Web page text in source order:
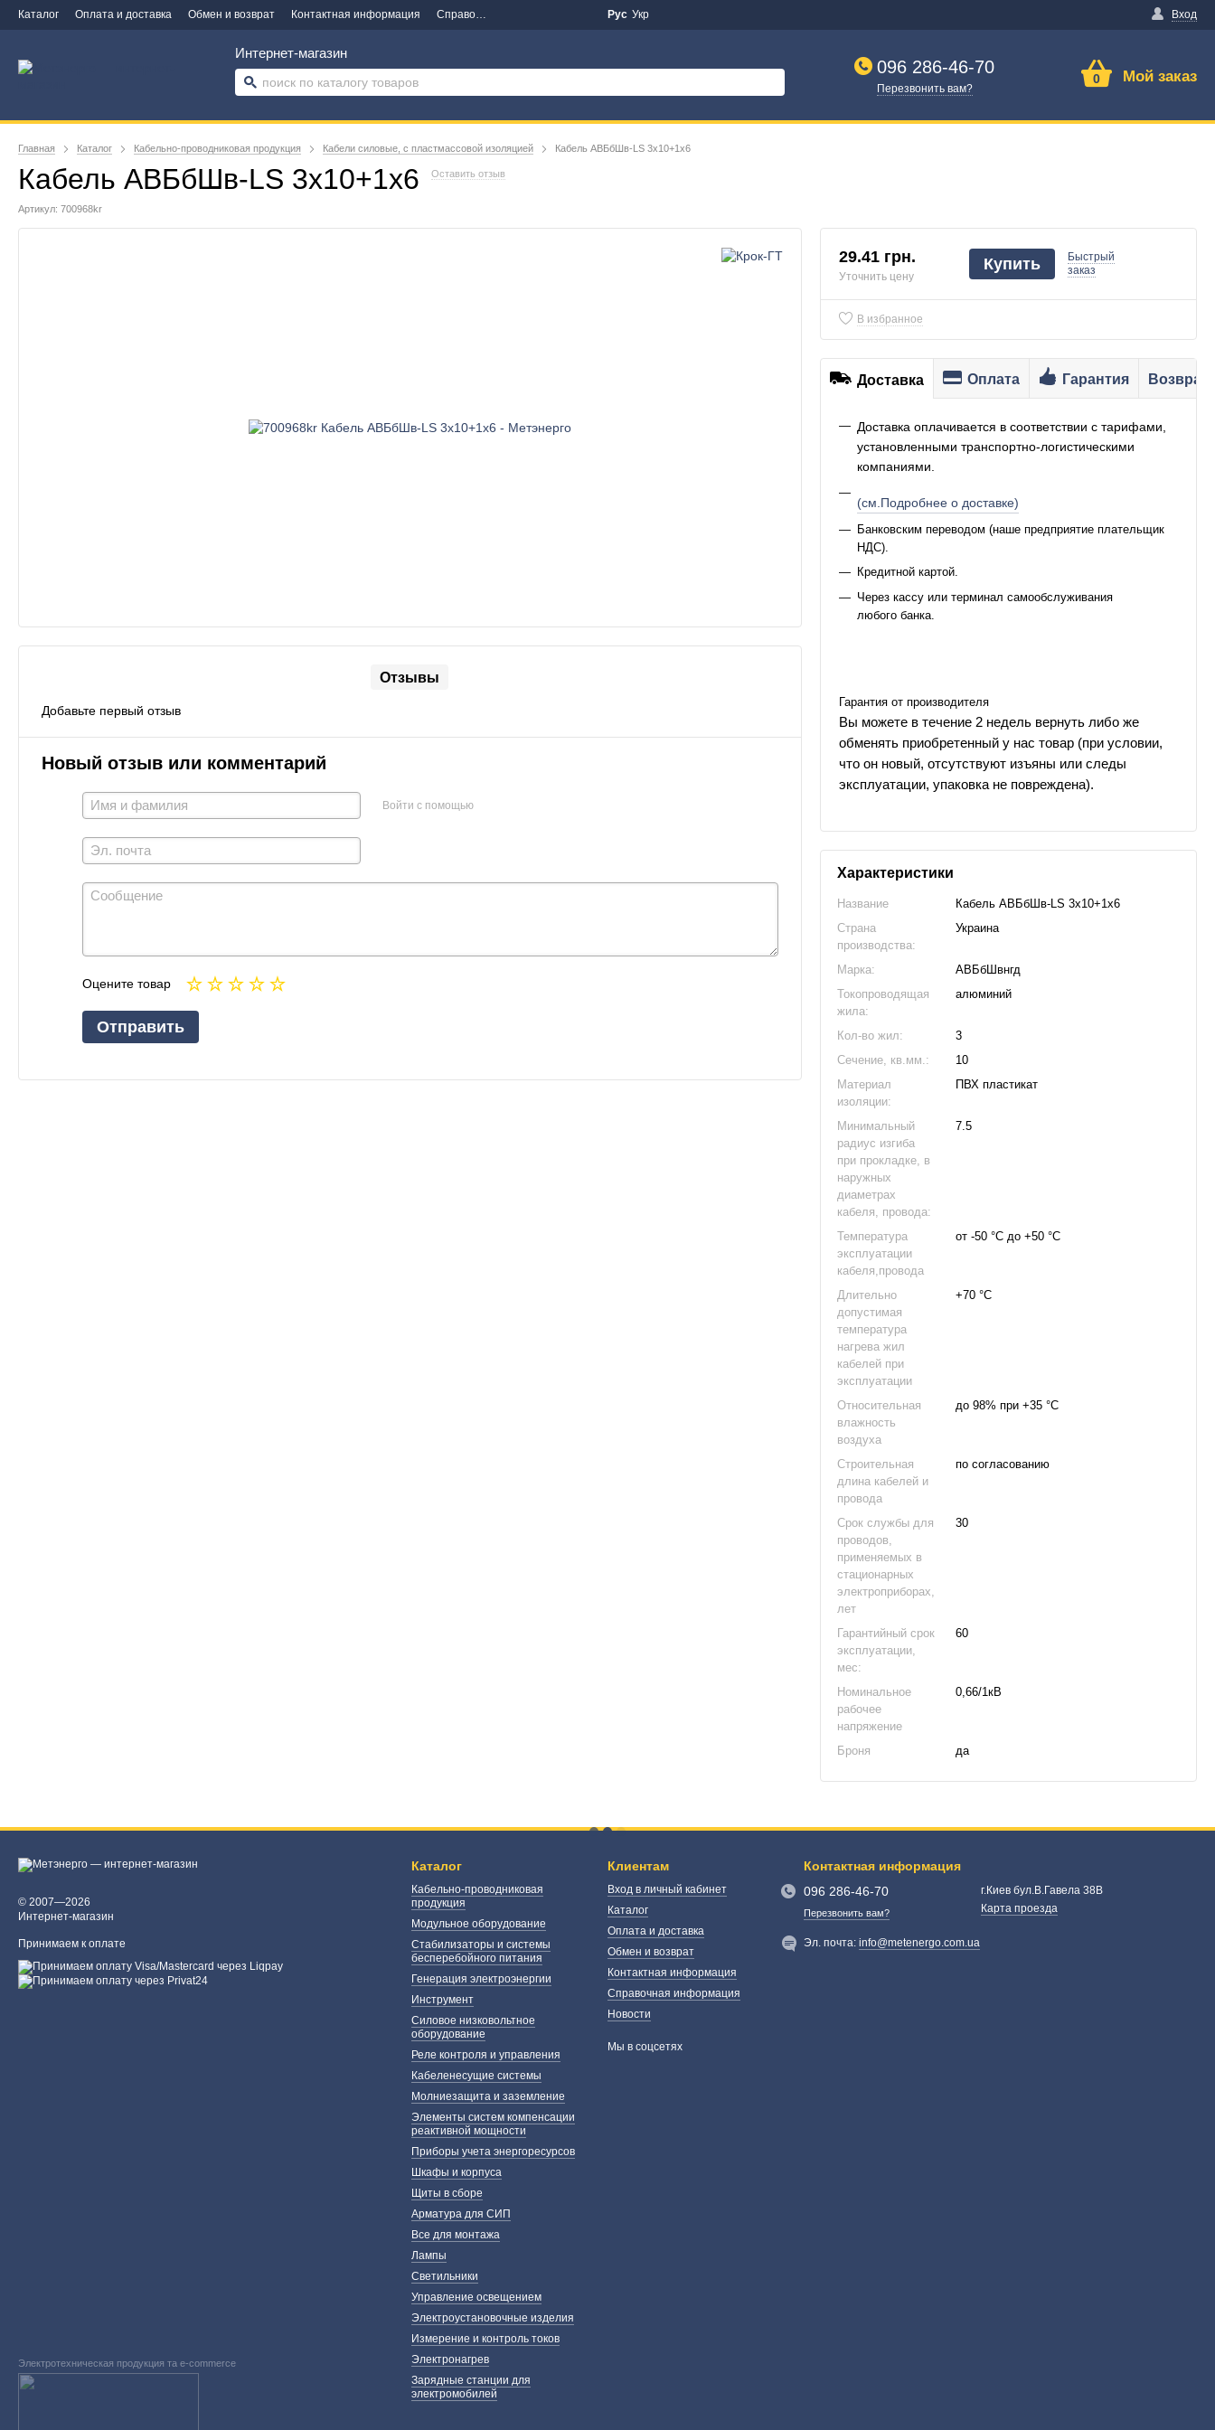
Каталог Оплата и доставка Обмен и возврат Контактная информация Справочная информация Новости Вход
Рус Укр
Интернет-магазин
096 286-46-70
Перезвонить вам?
0 Мой заказ
Главная Каталог Кабельно-проводниковая продукция Кабели силовые, с пластмассовой изоляцией Кабель АВБбШв-LS 3х10+1х6
Кабель АВБбШв-LS 3х10+1х6 Оставить отзыв
Артикул: 700968kr
Отзывы
Добавьте первый отзыв
Новый отзыв или комментарий
Войти с помощью
Оцените товар
Отправить
29.41 грн.
Уточнить цену
Купить
Быстрый
заказ
В избранное
Доставка Оплата Гарантия Возврат
Доставка оплачивается в соответствии с тарифами,
установленными транспортно-логистическими
компаниями.
(см.Подробнее о доставке)
Банковским переводом (наше предприятие плательщик
НДС).
Кредитной картой.
Через кассу или терминал самообслуживания
любого банка.
Гарантия от производителя
Вы можете в течение 2 недель вернуть либо же
обменять приобретенный у нас товар (при условии,
что он новый, отсутствуют изъяны или следы
эксплуатации, упаковка не повреждена).
Характеристики
Название
Кабель АВБбШв-LS 3х10+1х6
Страна
производства:
Украина
Марка:
АВБбШвнгд
Токопроводящая
жила:
алюминий
Кол-во жил:
3
Сечение, кв.мм.:
10
Материал
изоляции:
ПВХ пластикат
Минимальный
радиус изгиба
при прокладке, в
наружных
диаметрах
кабеля, провода:
7.5
Температура
эксплуатации
кабеля,провода
от -50 °С до +50 °С
Длительно
допустимая
температура
нагрева жил
кабелей при
эксплуатации
+70 °С
Относительная
влажность
воздуха
до 98% при +35 °С
Строительная
длина кабелей и
провода
по согласованию
Срок службы для
проводов,
применяемых в
стационарных
электроприборах,
лет
30
Гарантийный срок
эксплуатации,
мес:
60
Номинальное
рабочее
напряжение
0,66/1кВ
Броня да
© 2007—2026
Интернет-магазин
Принимаем к оплате
Каталог
Кабельно-проводниковая
продукция
Модульное оборудование
Стабилизаторы и системы
бесперебойного питания
Генерация электроэнергии
Инструмент
Силовое низковольтное
оборудование
Реле контроля и управления
Кабеленесущие системы
Молниезащита и заземление
Элементы систем компенсации
реактивной мощности
Приборы учета энергоресурсов
Шкафы и корпуса
Щиты в сборе
Арматура для СИП
Все для монтажа
Лампы
Светильники
Управление освещением
Электроустановочные изделия
Измерение и контроль токов
Электронагрев
Зарядные станции для
электромобилей
Клиентам
Вход в личный кабинет
Каталог
Оплата и доставка
Обмен и возврат
Контактная информация
Справочная информация
Новости
Мы в соцсетях
Контактная информация
096 286-46-70
Перезвонить вам?
г.Киев бул.В.Гавела 38В
Карта проезда
Эл. почта:info@metenergo.com.ua
Электротехническая продукция та e-commerce